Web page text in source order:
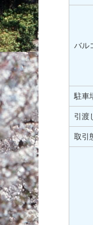
バル
駐車
引渡
取引